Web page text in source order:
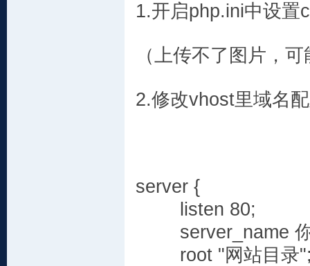
1.开启php.ini中设置
（上传不了图片，
2.修改vhost里域名
server {
listen 80;
server_name 你
root "网站目录